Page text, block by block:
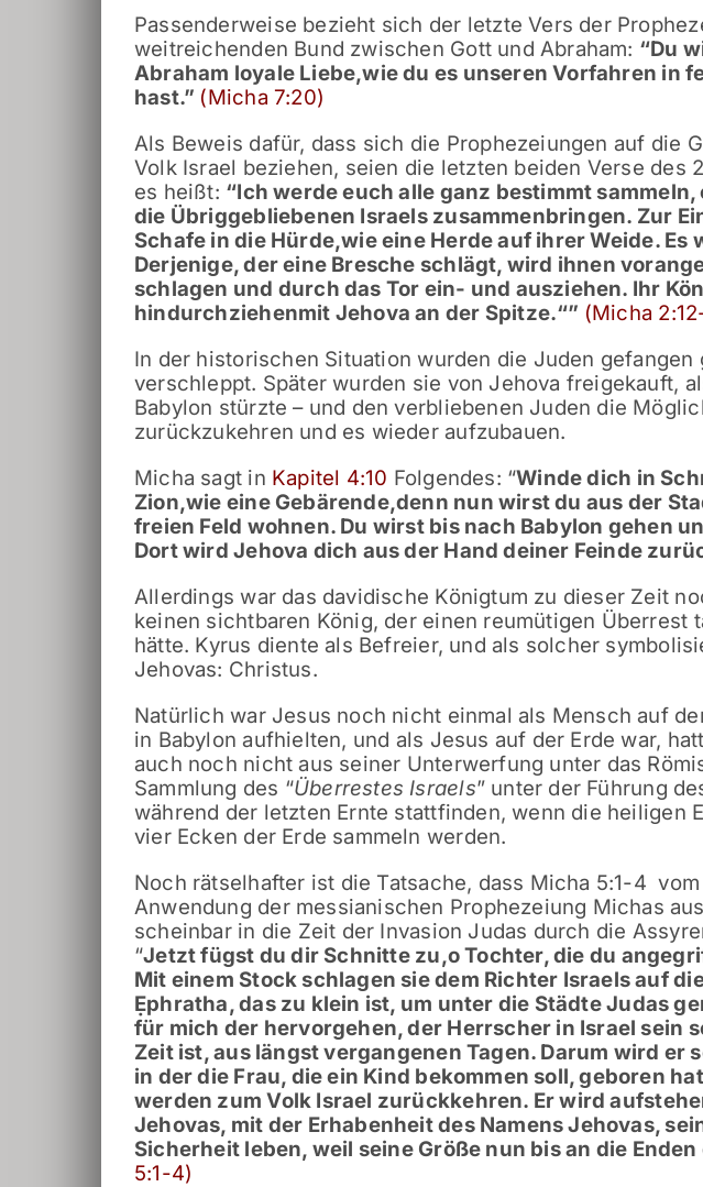
Passenderweise bezieht sich der letzte Vers der
weitreichenden Bund zwischen Gott und Abraham: “Du
Abraham loyale Liebe,wie du es unseren Vorfahren in
hast.” (Micha 7:20)
Als Beweis dafür, dass sich die Prophezeiungen auf die
Volk Israel beziehen, seien die letzten beiden Verse des
es heißt: “Ich werde euch alle ganz bestimmt sammeln,
die Übriggebliebenen Israels zusammenbringen. Zur
Schafe in die Hürde,wie eine Herde auf ihrer Weide. Es
Derjenige, der eine Bresche schlägt, wird ihnen
schlagen und durch das Tor ein- und ausziehen. Ihr
hindurchziehenmit Jehova an der Spitze.“” (Micha
In der historischen Situation wurden die Juden gefangen
verschleppt. Später wurden sie von Jehova freigekauft,
Babylon stürzte – und den verbliebenen Juden die
zurückzukehren und es wieder aufzubauen.
Micha sagt in Kapitel 4:10 Folgendes: “Winde dich in
Zion,wie eine Gebärende,denn nun wirst du aus der
freien Feld wohnen. Du wirst bis nach Babylon gehen
Dort wird Jehova dich aus der Hand deiner Feinde
Allerdings war das davidische Königtum zu dieser Zeit
keinen sichtbaren König, der einen reumütigen
hätte. Kyrus diente als Befreier, und als solcher
Jehovas: Christus.
Natürlich war Jesus noch nicht einmal als Mensch auf
in Babylon aufhielten, und als Jesus auf der Erde war,
auch noch nicht aus seiner Unterwerfung unter das
Sammlung des “Überrestes Israels” unter der Führung
während der letzten Ernte stattfinden, wenn die heiligen
vier Ecken der Erde sammeln werden.
Noch rätselhafter ist die Tatsache, dass Micha 5:1-4
Anwendung der messianischen Prophezeiung Michas
scheinbar in die Zeit der Invasion Judas durch die
“Jetzt fügst du dir Schnitte zu,o Tochter, die du
Mit einem Stock schlagen sie dem Richter Israels auf
Ẹphratha,das zu klein ist, um unter die Städte Judas
für mich der hervorgehen, der Herrscher in Israel sein
Zeit ist, aus längst vergangenen Tagen. Darum wird er
in der die Frau, die ein Kind bekommen soll, geboren
werden zum Volk Israel zurückkehren. Er wird
Jehovas, mit der Erhabenheit des Namens Jehovas,
Sicherheit leben, weil seine Größe nun bis an die
5:1-4)